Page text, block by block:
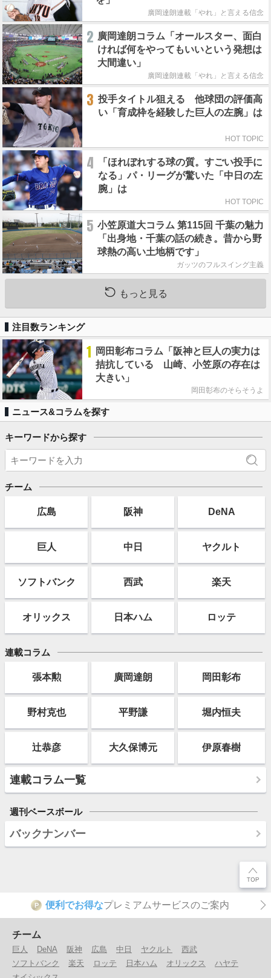
廣岡達朗連載「やれ」と言える信念
2 廣岡達朗コラム「オールスター、面白
ければ何をやってもいいという発想は
大間違い」
廣岡達朗連載「やれ」と言える信念
3 投手タイトル狙える 他球団の評価高
い「育成枠を経験した巨人の左腕」は
HOT TOPIC
4
「ほれぼれする球の質。すごい投手に
なる」パ・リーグが驚いた「中日の左
腕」は
HOT TOPIC
5 小笠原道大コラム 第115回 千葉の魅力
「出身地・千葉の話の続き。昔から野
球熱の高い土地柄です」
ガッツのフルスイング主義
もっと見る
注目数ランキング
1
岡田彰布コラム「阪神と巨人の実力は
拮抗している 山崎、小笠原の存在は
大きい」
岡田彰布のそらそうよ
ニュース&コラムを探す
キーワードから探す
チーム
広島 阪神 DeNA
巨人 中日 ヤクルト
ソフト バンク 西武 楽天
オリックス 日本ハム ロッテ
連載コラム
張本勲 廣岡達朗 岡田彰布
野村克也 平野謙 堀内恒夫
辻恭彦 大久保博元 伊原春樹
連載コラム一覧
週刊ベースボール
バックナンバー
P 便利でお得なプレミアムサービスのご案内
チーム
巨人 DeNA 阪神 広島 中日 ヤクルト
西武
ソフトバンク
楽天 ロッテ 日本ハム オリックス
ハヤテ